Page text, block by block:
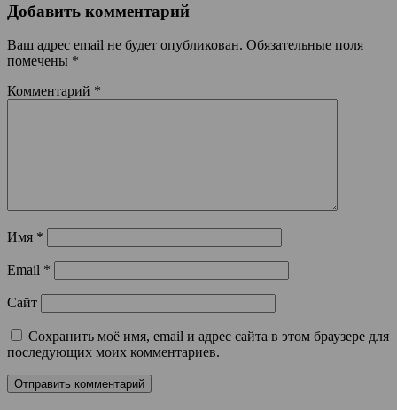
Добавить комментарий
Ваш адрес email не будет опубликован. Обязательные поля
помечены *
Комментарий *
Имя *
Email *
Сайт
Сохранить моё имя, email и адрес сайта в этом браузере для
последующих моих комментариев.